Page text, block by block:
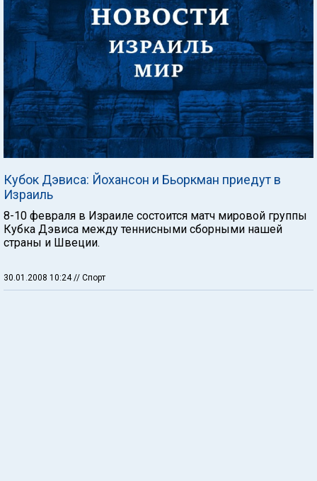
Кубок Дэвиса: Йохансон и Бьоркман приедут в
Израиль
8-10 февраля в Израиле состоится матч мировой группы
Кубка Дэвиса между теннисными сборными нашей
страны и Швеции.
30.01.2008 10:24 // Спорт